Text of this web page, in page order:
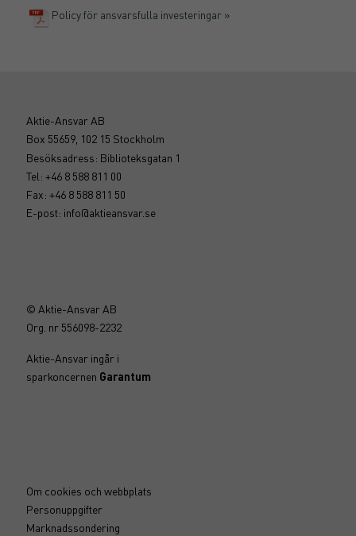
Policy för ansvarsfulla investeringar »
Aktie-Ansvar AB
Box 55659, 102 15 Stockholm
Besöksadress: Biblioteksgatan 1
Tel: +46 8 588 811 00
Fax: +46 8 588 811 50
E-post: info@aktieansvar.se
© Aktie-Ansvar AB
Org. nr 556098-2232
Aktie-Ansvar ingår i
sparkoncernen Garantum
Om cookies och webbplats
Personuppgifter
Marknadssondering